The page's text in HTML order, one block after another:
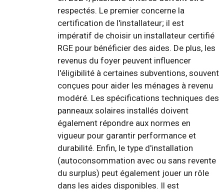
respectés. Le premier concerne la
certification de l'installateur; il est
impératif de choisir un installateur certifié
RGE pour bénéficier des aides. De plus, les
revenus du foyer peuvent influencer
l'éligibilité à certaines subventions, souvent
conçues pour aider les ménages à revenu
modéré. Les spécifications techniques des
panneaux solaires installés doivent
également répondre aux normes en
vigueur pour garantir performance et
durabilité. Enfin, le type d'installation
(autoconsommation avec ou sans revente
du surplus) peut également jouer un rôle
dans les aides disponibles. Il est